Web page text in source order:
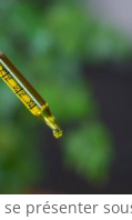
se présenter